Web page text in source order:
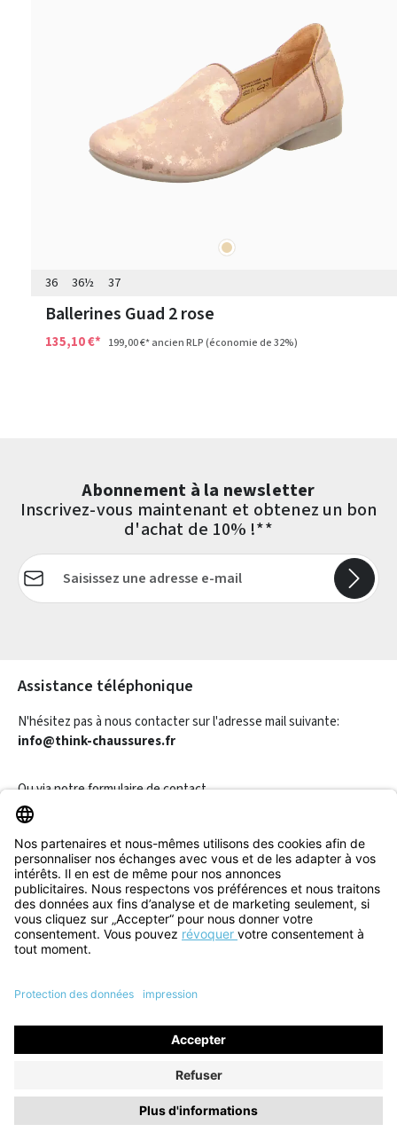
beige
36 36½ 37
Ballerines Guad 2 rose
135,10 €* 199,00 €*ancien RLP(économie de 32%)
Abonnement à la newsletter
Inscrivez-vous maintenant et obtenez un bon
d'achat de 10% !**
Adresse e-mail*
Assistance téléphonique
N'hésitez pas à nous contacter sur l'adresse mail suivante:
info@think-chaussures.fr
Ou via notreformulaire de contact.
Révoquer un contrat
Informations
Aide & Contact
© 2026 Think! Store
Tous les prix incluent la TVA plus les
éventuels frais de livraison, sauf indication contraire.